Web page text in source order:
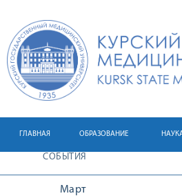
ГЛАВНАЯ ОБРАЗОВАНИЕ
СОБЫТИЯ
Март